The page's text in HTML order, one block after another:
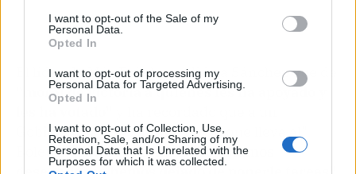
I want to opt-out of the Sale of my
Personal Data.
Opted In
I want to opt-out of processing my
Personal Data for Targeted Advertising.
Opted In
I want to opt-out of Collection, Use,
Retention, Sale, and/or Sharing of my
Personal Data that Is Unrelated with the
Purposes for which it was collected.
El líder de Más País ha pedido a Sánchez que de
"moral de victoria a quienes les ha apoyado y
Gobierno se le "examina por lo que lleva al"
Boletín Oficial del Estado."Lo estamos